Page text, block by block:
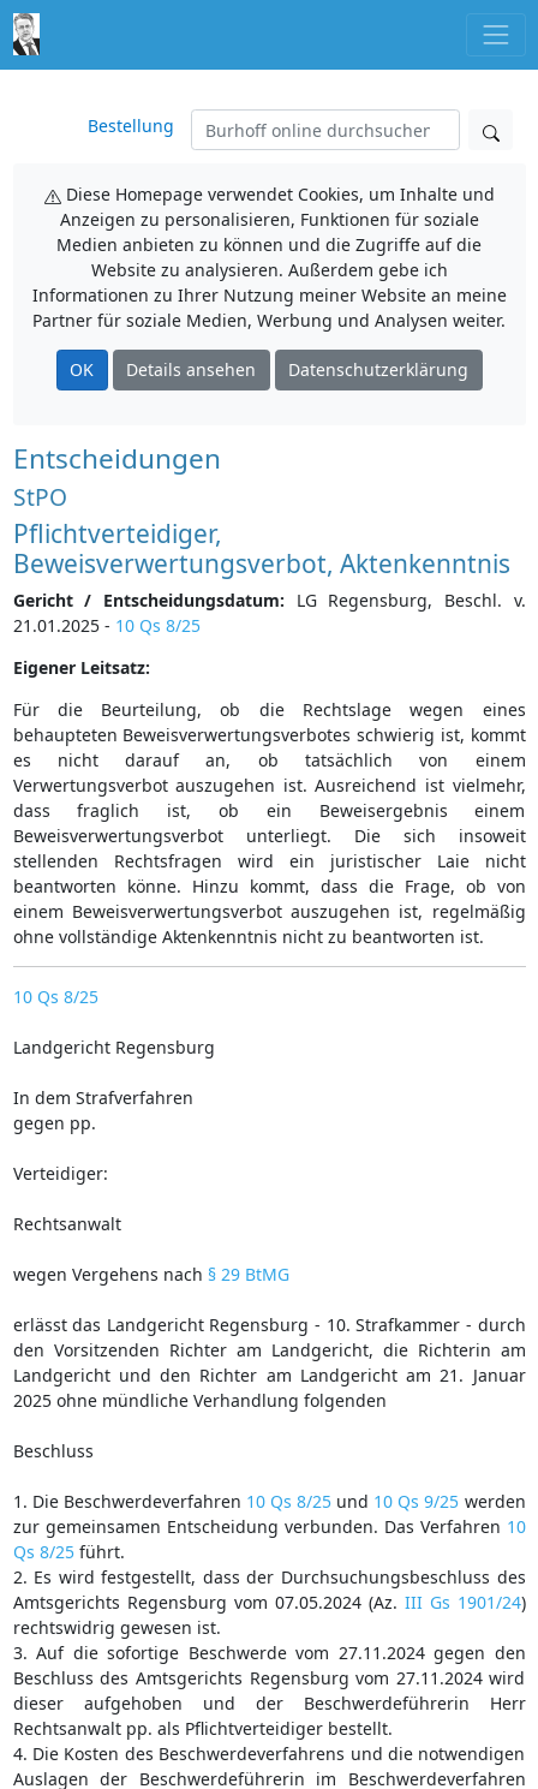
Bestellung
Diese Homepage verwendet Cookies, um Inhalte und
Anzeigen zu personalisieren, Funktionen für soziale
Medien anbieten zu können und die Zugriffe auf die
Website zu analysieren. Außerdem gebe ich
Informationen zu Ihrer Nutzung meiner Website an meine
Partner für soziale Medien, Werbung und Analysen weiter.
OK Details ansehen Datenschutzerklärung
Entscheidungen
StPO
Pflichtverteidiger,
Beweisverwertungsverbot, Aktenkenntnis
Gericht / Entscheidungsdatum: LG Regensburg, Beschl. v.
21.01.2025 - 10 Qs 8/25
Eigener Leitsatz:
Für die Beurteilung, ob die Rechtslage wegen eines
behaupteten Beweisverwertungsverbotes schwierig ist, kommt
es nicht darauf an, ob tatsächlich von einem
Verwertungsverbot auszugehen ist. Ausreichend ist vielmehr,
dass fraglich ist, ob ein Beweisergebnis einem
Beweisverwertungsverbot unterliegt. Die sich insoweit
stellenden Rechtsfragen wird ein juristischer Laie nicht
beantworten könne. Hinzu kommt, dass die Frage, ob von
einem Beweisverwertungsverbot auszugehen ist, regelmäßig
ohne vollständige Aktenkenntnis nicht zu beantworten ist.
10 Qs 8/25
Landgericht Regensburg
In dem Strafverfahren
gegen pp.
Verteidiger:
Rechtsanwalt
wegen Vergehens nach § 29 BtMG
erlässt das Landgericht Regensburg - 10. Strafkammer - durch
den Vorsitzenden Richter am Landgericht, die Richterin am
Landgericht und den Richter am Landgericht am 21. Januar
2025 ohne mündliche Verhandlung folgenden
Beschluss
1. Die Beschwerdeverfahren 10 Qs 8/25 und 10 Qs 9/25 werden
zur gemeinsamen Entscheidung verbunden. Das Verfahren 10
Qs 8/25führt.
2. Es wird festgestellt, dass der Durchsuchungsbeschluss des
Amtsgerichts Regensburg vom 07.05.2024 (Az. III Gs 1901/24)
rechtswidrig gewesen ist.
3. Auf die sofortige Beschwerde vom 27.11.2024 gegen den
Beschluss des Amtsgerichts Regensburg vom 27.11.2024 wird
dieser aufgehoben und der Beschwerdeführerin Herr
Rechtsanwalt pp. als Pflichtverteidiger bestellt.
4. Die Kosten des Beschwerdeverfahrens und die notwendigen
Auslagen der Beschwerdeführerin im Beschwerdeverfahren